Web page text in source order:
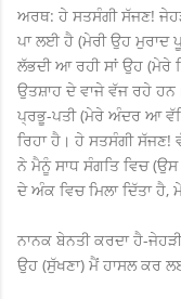
ਅਰਥ: ਹੇ ਸਤਸੰਗੀ ਸੱਜਣ!
ਪਾ ਲਈ ਹੈ (ਮੇਰੀ ਉਹ ਮੁਰਾਦ
ਲੱਭਦੀ ਆ ਰਹੀ ਸਾਂ ਉਹ
ਉਤਸ਼ਾਹ ਦੇ ਵਾਜੇ ਵੱਜ ਰਹੇ
ਪ੍ਰਭੂ-ਪਤੀ (ਮੇਰੇ ਅੰਦਰ ਆ
ਰਿਹਾ ਹੈ। ਹੇ ਸਤਸੰਗੀ ਸੱਜਣ!
ਨੇ ਮੈਨੂੰ ਸਾਧ ਸੰਗਤਿ ਵਿਚ
ਦੇ ਅੰਕ ਵਿਚ ਮਿਲਾ ਦਿੱਤਾ
ਨਾਨਕ ਬੇਨਤੀ ਕਰਦਾ ਹੈ-
ਉਹ (ਸੁੱਖਣਾ) ਮੈਂ ਹਾਸਲ ਕਰ